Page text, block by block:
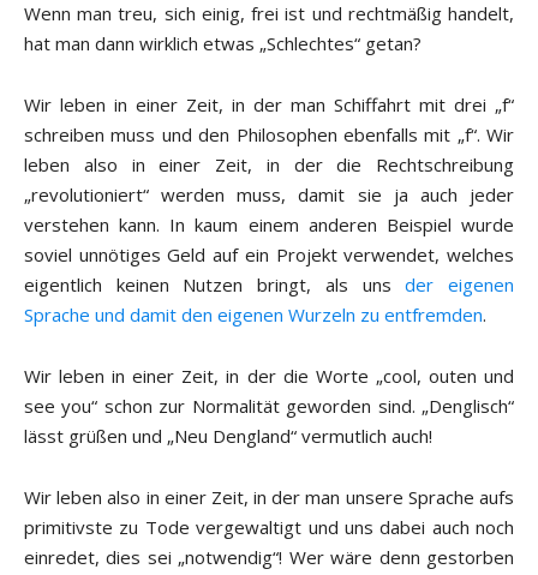
Wenn man treu, sich einig, frei ist und rechtmäßig handelt,
hat man dann wirklich etwas „Schlechtes“ getan?
Wir leben in einer Zeit, in der man Schiffahrt mit drei „f“
schreiben muss und den Philosophen ebenfalls mit „f“. Wir
leben also in einer Zeit, in der die Rechtschreibung
„revolutioniert“ werden muss, damit sie ja auch jeder
verstehen kann. In kaum einem anderen Beispiel wurde
soviel unnötiges Geld auf ein Projekt verwendet, welches
eigentlich keinen Nutzen bringt, als unsder eigenen
Sprache und damit den eigenen Wurzeln zu entfremden.
Wir leben in einer Zeit, in der die Worte „cool, outen und
see you“ schon zur Normalität geworden sind. „Denglisch“
lässt grüßen und „Neu Dengland“ vermutlich auch!
Wir leben also in einer Zeit, in der man unsere Sprache aufs
primitivste zu Tode vergewaltigt und uns dabei auch noch
einredet, dies sei „notwendig“! Wer wäre denn gestorben